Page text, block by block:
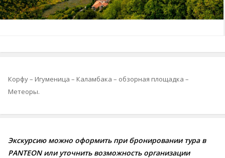
Корфу – Игуменица – Каламбака – обзорная площадка –
Метеоры.
Экскурсию можно оформить при бронировании тура в
PANTEON или уточнить возможность организации